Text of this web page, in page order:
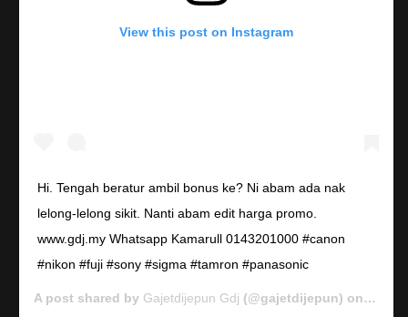
View this post on Instagram
Hi. Tengah beratur ambil bonus ke? Ni abam ada nak
lelong-lelong sikit. Nanti abam edit harga promo.
www.gdj.my Whatsapp Kamarull 0143201000 #canon
#nikon #fuji #sony #sigma #tamron #panasonic
A post shared by Gajetdijepun Gdj (@gajetdijepun) on Jan 7,